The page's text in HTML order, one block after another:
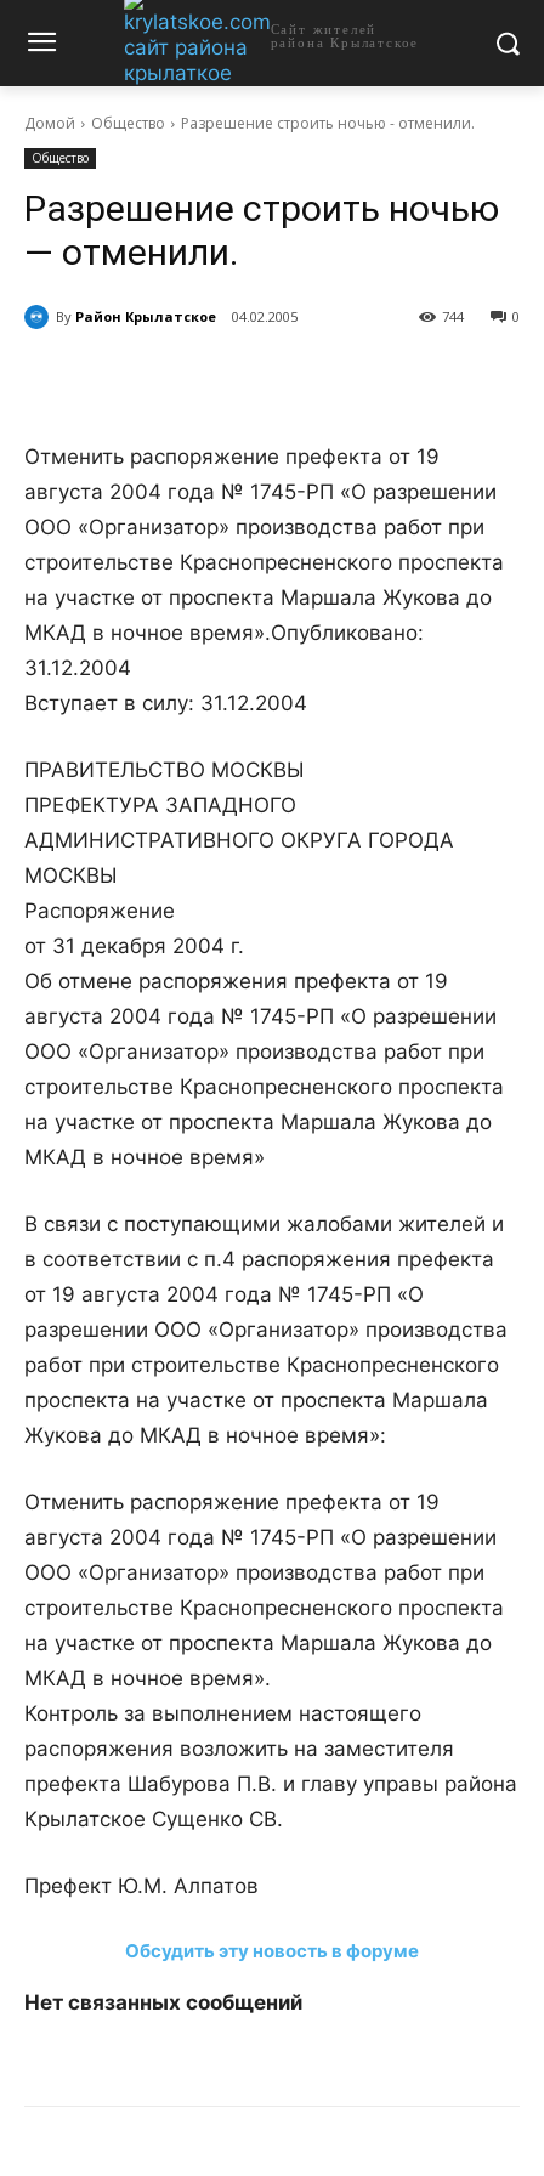
Сайт жителей
района Крылатское
Домой Общество Разрешение строить ночью - отменили.
Общество
Разрешение строить ночью
— отменили.
By Район Крылатское 04.02.2005 0
744
Отменить распоряжение префекта от 19
августа 2004 года № 1745-РП «О разрешении
ООО «Организатор» производства работ при
строительстве Краснопресненского проспекта
на участке от проспекта Маршала Жукова до
МКАД в ночное время».Опубликовано:
31.12.2004
Вступает в силу: 31.12.2004
ПРАВИТЕЛЬСТВО МОСКВЫ
ПРЕФЕКТУРА ЗАПАДНОГО
АДМИНИСТРАТИВНОГО ОКРУГА ГОРОДА
МОСКВЫ
Распоряжение
от 31 декабря 2004 г.
Об отмене распоряжения префекта от 19
августа 2004 года № 1745-РП «О разрешении
ООО «Организатор» производства работ при
строительстве Краснопресненского проспекта
на участке от проспекта Маршала Жукова до
МКАД в ночное время»
В связи с поступающими жалобами жителей и
в соответствии с п.4 распоряжения префекта
от 19 августа 2004 года № 1745-РП «О
разрешении ООО «Организатор» производства
работ при строительстве Краснопресненского
проспекта на участке от проспекта Маршала
Жукова до МКАД в ночное время»:
Отменить распоряжение префекта от 19
августа 2004 года № 1745-РП «О разрешении
ООО «Организатор» производства работ при
строительстве Краснопресненского проспекта
на участке от проспекта Маршала Жукова до
МКАД в ночное время».
Контроль за выполнением настоящего
распоряжения возложить на заместителя
префекта Шабурова П.В. и главу управы района
Крылатское Сущенко СВ.
Префект Ю.М. Алпатов
Обсудить эту новость в форуме
Нет связанных сообщений